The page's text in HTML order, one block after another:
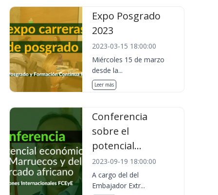
Expo Posgrado
2023
2023-03-15 18:00:00
Miércoles 15 de marzo
desde la...
Leer más
Conferencia
sobre el
potencial...
2023-09-19 18:00:00
A cargo del del
Embajador Extr...